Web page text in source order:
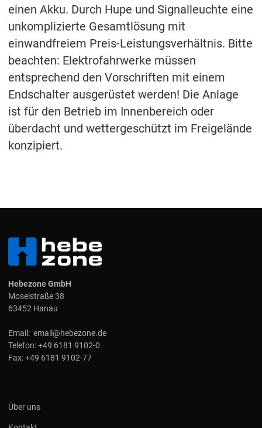
einen Akku. Durch Hupe und Signalleuchte eine
unkomplizierte Gesamtlösung mit
einwandfreiem Preis-Leistungsverhältnis. Bitte
beachten: Elektrofahrwerke müssen
entsprechend den Vorschriften mit einem
Endschalter ausgerüstet werden! Die Anlage
ist für den Betrieb im Innenbereich oder
überdacht und wettergeschützt im Freigelände
konzipiert.
Hebezone GmbH
Moselstraße 38
63452 Hanau
Email: email@hebezone.de
Telefon:+49 6181 9102-0
Fax:+49 6181 9102-77
Über uns